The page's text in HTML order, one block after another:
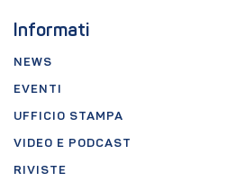
Informati
NEWS
EVENTI
UFFICIO STAMPA
VIDEO E PODCAST
RIVISTE